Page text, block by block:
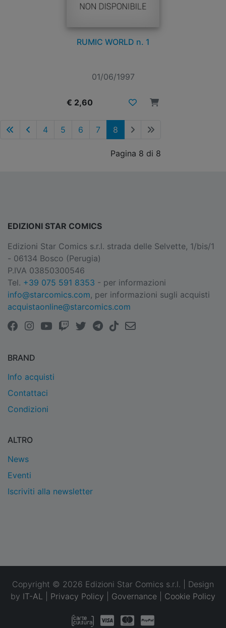
RUMIC WORLD n. 1
01/06/1997
€ 2,60
4 5 6 7 8
Pagina 8 di 8
EDIZIONI STAR COMICS
Edizioni Star Comics s.r.l. strada delle Selvette, 1/bis/1
- 06134 Bosco (Perugia)
P.IVA 03850300546
Tel. +39 075 591 8353 - per informazioni
info@starcomics.com, per informazioni sugli acquisti
acquistaonline@starcomics.com
BRAND
Info acquisti
Contattaci
Condizioni
ALTRO
News
Eventi
Iscriviti alla newsletter
Copyright © 2026 Edizioni Star Comics s.r.l. | Design
by IT-AL Privacy Policy Governance Cookie Policy